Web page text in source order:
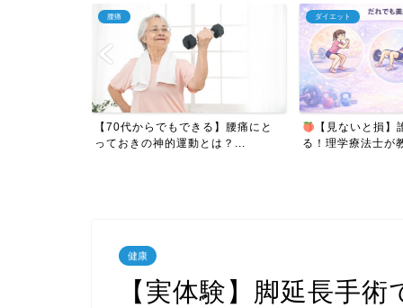
腰痛
【70代からでもできる】腰痛にと
っておきの神的運動とは？...
ダイエット
【見ないと損
る！理学療法士が
健康
【実体験】脚延長手